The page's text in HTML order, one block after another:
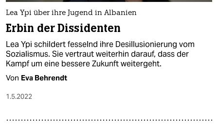
Lea Ypi über ihre Jugend in Albanien
Erbin der Dissidenten
Lea Ypi schildert fesselnd ihre Desillusionierung vom
Sozialismus. Sie vertraut weiterhin darauf, dass der
Kampf um eine bessere Zukunft weitergeht.
Von Eva Behrendt
1.5.2022